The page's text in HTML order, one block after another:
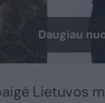
Daugiau
Lietuvos